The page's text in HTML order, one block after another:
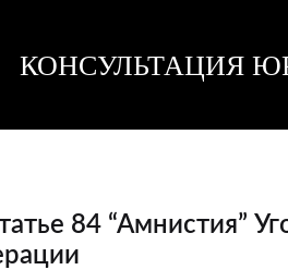
КОНСУЛЬТАЦИЯ
юриста
юриста
84 “Амнистия”